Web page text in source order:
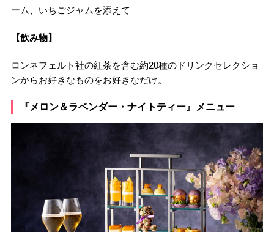
ーム、いちごジャムを添えて
【飲み物】
ロンネフェルト社の紅茶を含む約20種のドリンクセレクショ
ンからお好きなものをお好きなだけ。
『メロン＆ラベンダー・ナイトティー』メニュー